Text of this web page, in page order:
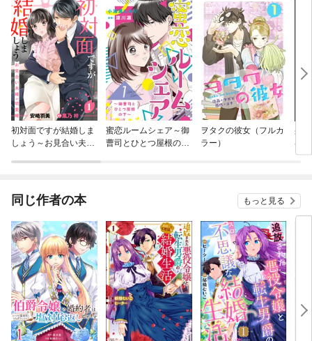
初対面ですが結婚しま
しょう～お見合い夫婦
蜜恋ルームシェア～御
曹司とひとつ屋根の下
ヲタクの彼女（フルカ
ラー）
身
器
れ
同じ作者の本 もっと見る